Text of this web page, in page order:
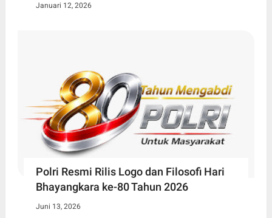
Januari 12, 2026
Polri Resmi Rilis Logo dan Filosofi Hari
Bhayangkara ke-80 Tahun 2026
Juni 13, 2026